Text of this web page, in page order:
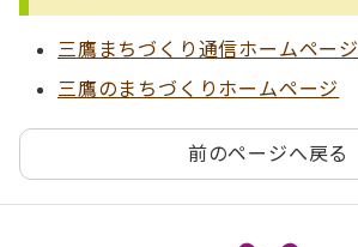
三鷹まちづくり通信ホームページ
三鷹のまちづくりホームページ
前のページへ戻る